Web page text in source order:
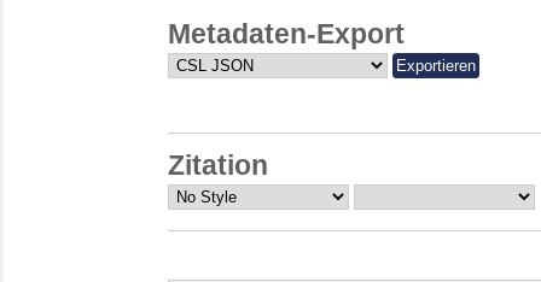
Metadaten-Export
Zitation